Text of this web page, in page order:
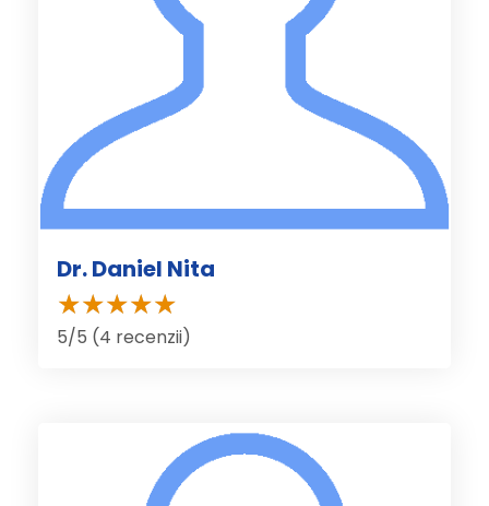
Dr. Daniel Nita
5/5 (4 recenzii)